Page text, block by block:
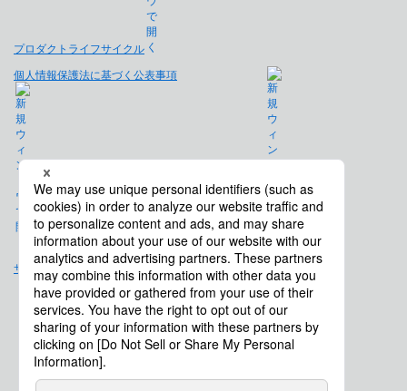
プロダクトライフサイクル
個人情報保護法に基づく公表事項
免責事項
サイトマップ